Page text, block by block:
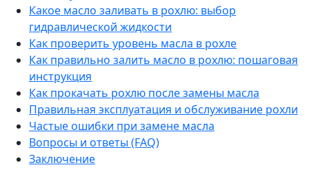
Какое масло заливать в рохлю: выбор
гидравлической жидкости
Как проверить уровень масла в рохле
Как правильно залить масло в рохлю: пошаговая
инструкция
Как прокачать рохлю после замены масла
Правильная эксплуатация и обслуживание рохли
Частые ошибки при замене масла
Вопросы и ответы (FAQ)
Заключение